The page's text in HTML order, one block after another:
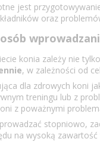
jest
oraz
konia zależy nie
, w zależności od
dla zdrowych koni
treningu lub z
z poważnymi
stopniowo,
na wysoką